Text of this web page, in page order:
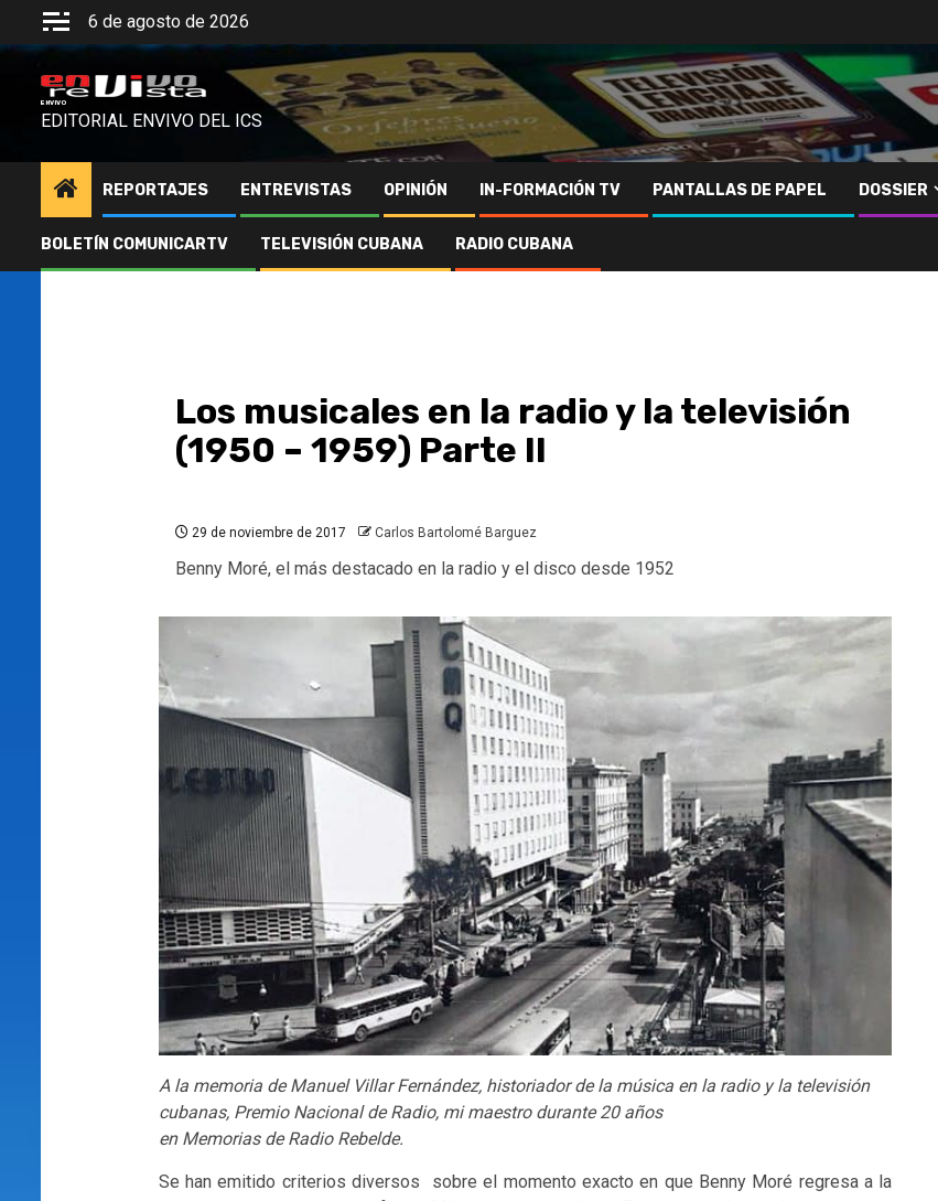
6 de agosto de 2026
ENVIVO
EDITORIAL ENVIVO DEL ICS
REPORTAJES ENTREVISTAS OPINIÓN IN-FORMACIÓN TV PANTALLAS DE PAPEL DOSSIER
BOLETÍN COMUNICARTV TELEVISIÓN CUBANA RADIO CUBANA
Los musicales en la radio y la televisión
(1950 – 1959) Parte II
29 de noviembre de 2017 Carlos Bartolomé Barguez
Benny Moré, el más destacado en la radio y el disco desde 1952
A la memoria de Manuel Villar Fernández, historiador de la música en la radio y la televisión
cubanas, Premio Nacional de Radio, mi maestro durante 20 años
en Memorias de Radio Rebelde.
Se han emitido criterios diversos sobre el momento exacto en que Benny Moré regresa a la